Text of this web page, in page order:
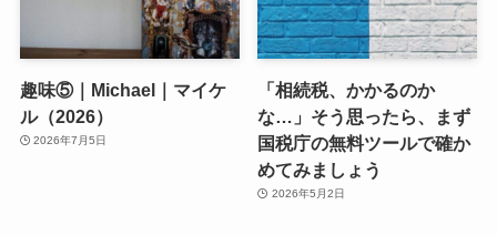
趣味⑤｜Michael｜マイケ
ル（2026）
2026年7月5日
「相続税、かかるのか
な…」そう思ったら、まず
国税庁の無料ツールで確か
めてみましょう
2026年5月2日